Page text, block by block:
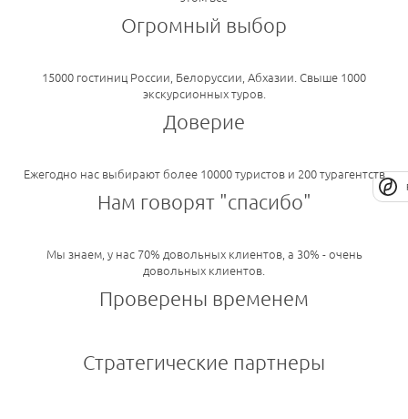
Огромный выбор
15000 гостиниц России, Белоруссии, Абхазии. Свыше 1000
экскурсионных туров.
Доверие
Ежегодно нас выбирают более 10000 туристов и 200 турагентств
Нам говорят "спасибо"
Мы знаем, у нас 70% довольных клиентов, а 30% - очень
довольных клиентов.
Проверены временем
Стратегические партнеры